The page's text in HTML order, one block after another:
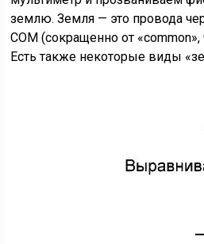
землю. Земля — это провода
СОМ (сокращенно от «common»,
Есть также некоторые виды